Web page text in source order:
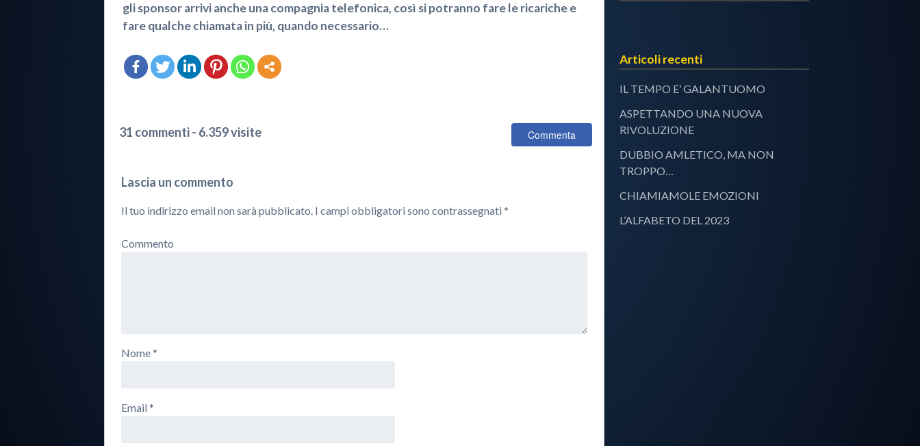
gli sponsor arrivi anche una compagnia telefonica, così si potranno fare le ricariche e
fare qualche chiamata in più, quando necessario…
31 commenti - 6.359 visite Commenta
Lascia un commento
Il tuo indirizzo email non sarà pubblicato. I campi obbligatori sono contrassegnati *
Commento
Nome*
Email *
Articoli recenti
IL TEMPO E’ GALANTUOMO
ASPETTANDO UNA NUOVA
RIVOLUZIONE
DUBBIO AMLETICO, MA NON
TROPPO…
CHIAMIAMOLE EMOZIONI
L’ALFABETO DEL 2023